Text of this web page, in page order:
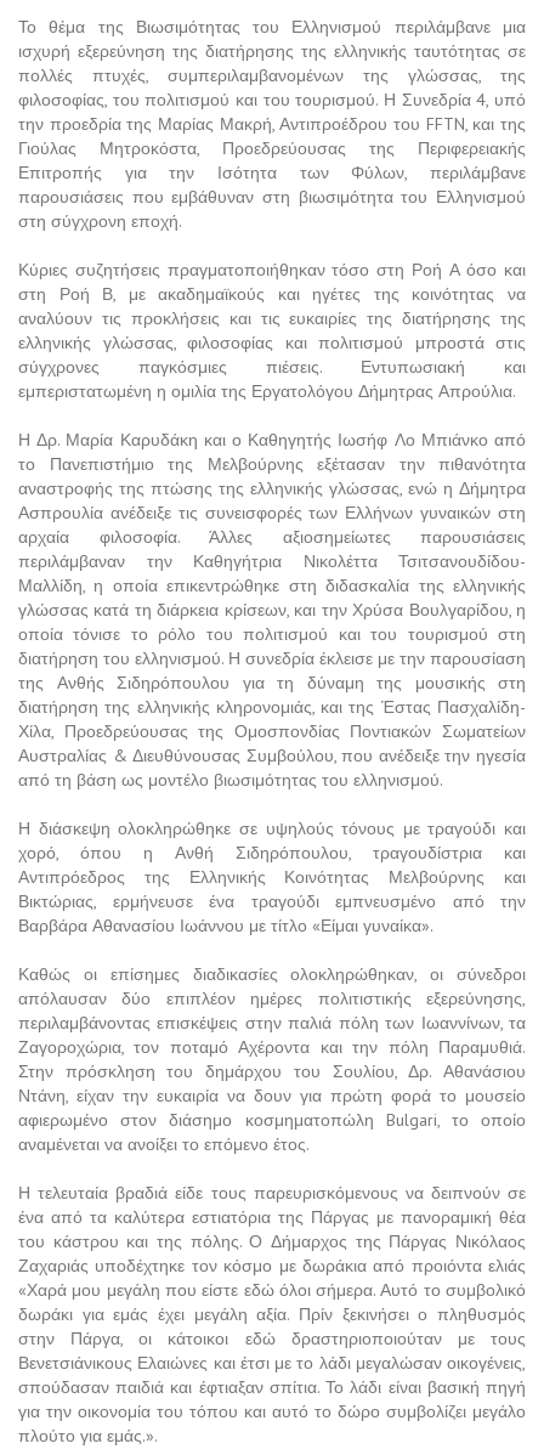
Το θέμα της Βιωσιμότητας του Ελληνισμού περιλάμβανε μια
ισχυρή εξερεύνηση της διατήρησης της ελληνικής ταυτότητας σε
πολλές πτυχές, συμπεριλαμβανομένων της γλώσσας, της
φιλοσοφίας, του πολιτισμού και του τουρισμού. Η Συνεδρία 4, υπό
την προεδρία της Μαρίας Μακρή, Αντιπροέδρου του FFTN, και της
Γιούλας Μητροκόστα, Προεδρεύουσας της Περιφερειακής
Επιτροπής για την Ισότητα των Φύλων, περιλάμβανε
παρουσιάσεις που εμβάθυναν στη βιωσιμότητα του Ελληνισμού
στη σύγχρονη εποχή.
Κύριες συζητήσεις πραγματοποιήθηκαν τόσο στη Ροή Α όσο και
στη Ροή Β, με ακαδημαϊκούς και ηγέτες της κοινότητας να
αναλύουν τις προκλήσεις και τις ευκαιρίες της διατήρησης της
ελληνικής γλώσσας, φιλοσοφίας και πολιτισμού μπροστά στις
σύγχρονες παγκόσμιες πιέσεις. Εντυπωσιακή και
εμπεριστατωμένη η ομιλία της Εργατολόγου Δήμητρας Απρούλια.
Η Δρ. Μαρία Καρυδάκη και ο Καθηγητής Ιωσήφ Λο Μπιάνκο από
το Πανεπιστήμιο της Μελβούρνης εξέτασαν την πιθανότητα
αναστροφής της πτώσης της ελληνικής γλώσσας, ενώ η Δήμητρα
Ασπρουλία ανέδειξε τις συνεισφορές των Ελλήνων γυναικών στη
αρχαία φιλοσοφία. Άλλες αξιοσημείωτες παρουσιάσεις
περιλάμβαναν την Καθηγήτρια Νικολέττα Τσιτσανουδίδου-
Μαλλίδη, η οποία επικεντρώθηκε στη διδασκαλία της ελληνικής
γλώσσας κατά τη διάρκεια κρίσεων, και την Χρύσα Βουλγαρίδου, η
οποία τόνισε το ρόλο του πολιτισμού και του τουρισμού στη
διατήρηση του ελληνισμού. Η συνεδρία έκλεισε με την παρουσίαση
της Ανθής Σιδηρόπουλου για τη δύναμη της μουσικής στη
διατήρηση της ελληνικής κληρονομιάς, και της Έστας Πασχαλίδη-
Χίλα, Προεδρεύουσας της Ομοσπονδίας Ποντιακών Σωματείων
Αυστραλίας & Διευθύνουσας Συμβούλου, που ανέδειξε την ηγεσία
από τη βάση ως μοντέλο βιωσιμότητας του ελληνισμού.
Η διάσκεψη ολοκληρώθηκε σε υψηλούς τόνους με τραγούδι και
χορό, όπου η Ανθή Σιδηρόπουλου, τραγουδίστρια και
Αντιπρόεδρος της Ελληνικής Κοινότητας Μελβούρνης και
Βικτώριας, ερμήνευσε ένα τραγούδι εμπνευσμένο από την
Βαρβάρα Αθανασίου Ιωάννου με τίτλο «Είμαι γυναίκα».
Καθώς οι επίσημες διαδικασίες ολοκληρώθηκαν, οι σύνεδροι
απόλαυσαν δύο επιπλέον ημέρες πολιτιστικής εξερεύνησης,
περιλαμβάνοντας επισκέψεις στην παλιά πόλη των Ιωαννίνων, τα
Ζαγοροχώρια, τον ποταμό Αχέροντα και την πόλη Παραμυθιά.
Στην πρόσκληση του δημάρχου του Σουλίου, Δρ. Αθανάσιου
Ντάνη, είχαν την ευκαιρία να δουν για πρώτη φορά το μουσείο
αφιερωμένο στον διάσημο κοσμηματοπώλη Bulgari, το οποίο
αναμένεται να ανοίξει το επόμενο έτος.
Η τελευταία βραδιά είδε τους παρευρισκόμενους να δειπνούν σε
ένα από τα καλύτερα εστιατόρια της Πάργας με πανοραμική θέα
του κάστρου και της πόλης. Ο Δήμαρχος της Πάργας Νικόλαος
Ζαχαριάς υποδέχτηκε τον κόσμο με δωράκια από προιόντα ελιάς
«Χαρά μου μεγάλη που είστε εδώ όλοι σήμερα. Αυτό το συμβολικό
δωράκι για εμάς έχει μεγάλη αξία. Πρίν ξεκινήσει ο πληθυσμός
στην Πάργα, οι κάτοικοι εδώ δραστηριοποιούταν με τους
Βενετσιάνικους Ελαιώνες και έτσι με το λάδι μεγαλώσαν οικογένεις,
σπούδασαν παιδιά και έφτιαξαν σπίτια. Το λάδι είναι βασική πηγή
για την οικονομία του τόπου και αυτό το δώρο συμβολίζει μεγάλο
πλούτο για εμάς.».